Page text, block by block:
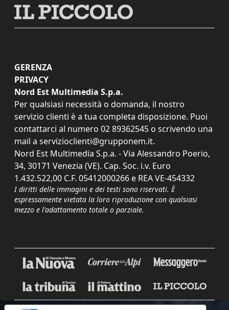
GERENZA
PRIVACY
Nord Est Multimedia S.p.a.
Per qualsiasi necessità o domanda, il nostro
servizio clienti è a tua completa disposizione. Puoi
contattarci al numero 02 89362545 o scrivendo una
mail a servizioclienti@grupponem.it.
Nord Est Multimedia S.p.a. - Via Alessandro Poerio,
34, 30171 Venezia (VE). Cap. Soc. i.v. Euro
1.432.522,00 C.F. 05412000266 e REA VE-454332
I diritti delle immagini e dei testi sono riservati. È
espressamente vietata la loro riproduzione con qualsiasi
mezzo e l'adattamento totale o parziale.